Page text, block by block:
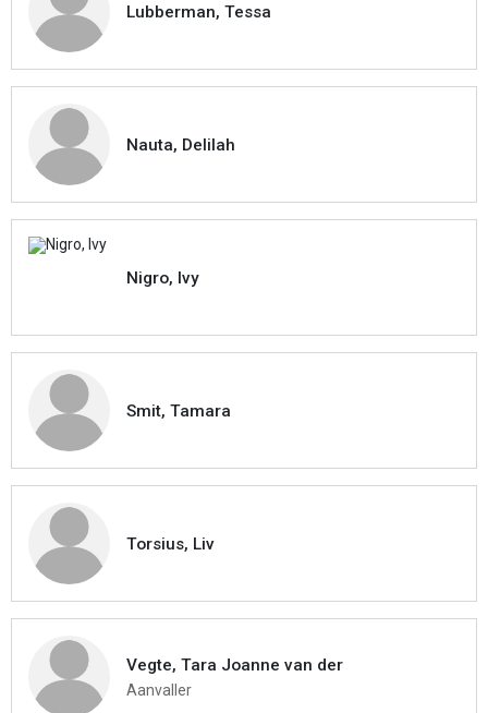
Lubberman, Tessa
Nauta, Delilah
Nigro, Ivy
Smit, Tamara
Torsius, Liv
Vegte, Tara Joanne van der
Aanvaller